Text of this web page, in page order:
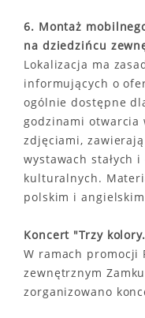
6. Montaż
na dziedzińcu
Lokalizacja ma
informujących o
ogólnie dostępne
godzinami otwarcia
zdjęciami,
wystawach stałych
kulturalnych.
polskim i
Koncert "Trzy
W ramach promocji
zewnętrznym Zamku
zorganizowano